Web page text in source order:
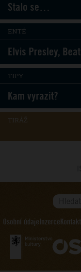
Stalo se…
ENTÉ
Elvis Presley,
TIPY
Kam vyrazit?
TIRÁŽ
Hledat...
Osobní údajeInzerceKontakt